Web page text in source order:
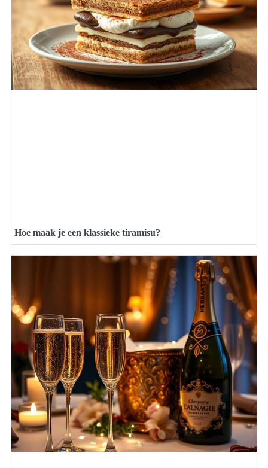
Hoe maak je een klassieke tiramisu?